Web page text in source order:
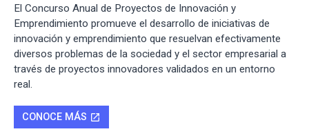
El Concurso Anual de Proyectos de Innovación y
Emprendimiento promueve el desarrollo de iniciativas de
innovación y emprendimiento que resuelvan efectivamente
diversos problemas de la sociedad y el sector empresarial a
través de proyectos innovadores validados en un entorno
real.
CONOCE MÁS open_in_new